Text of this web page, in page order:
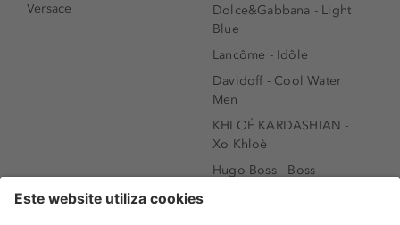
Versace
Dolce&Gabbana - Light
Blue
Lancôme - Idôle
Davidoff - Cool Water
Men
KHLOÉ KARDASHIAN -
Xo Khloè
Hugo Boss - Boss